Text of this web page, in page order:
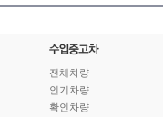
전체차량
인기차량
확인차량